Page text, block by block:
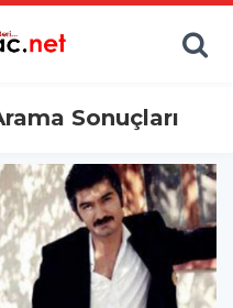
Sonuçları